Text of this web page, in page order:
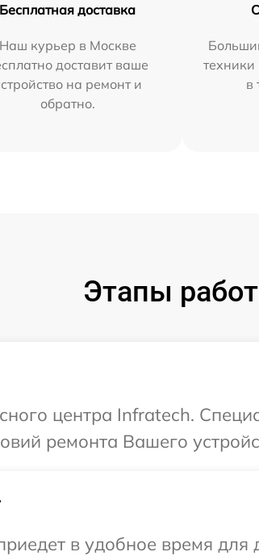
Бесплатная доставка
Наш курьер в Москве
доставит ваше
на ремонт и
обратно.
в
Этапы
центра Infratech.
ремонта Вашего
в удобное время для